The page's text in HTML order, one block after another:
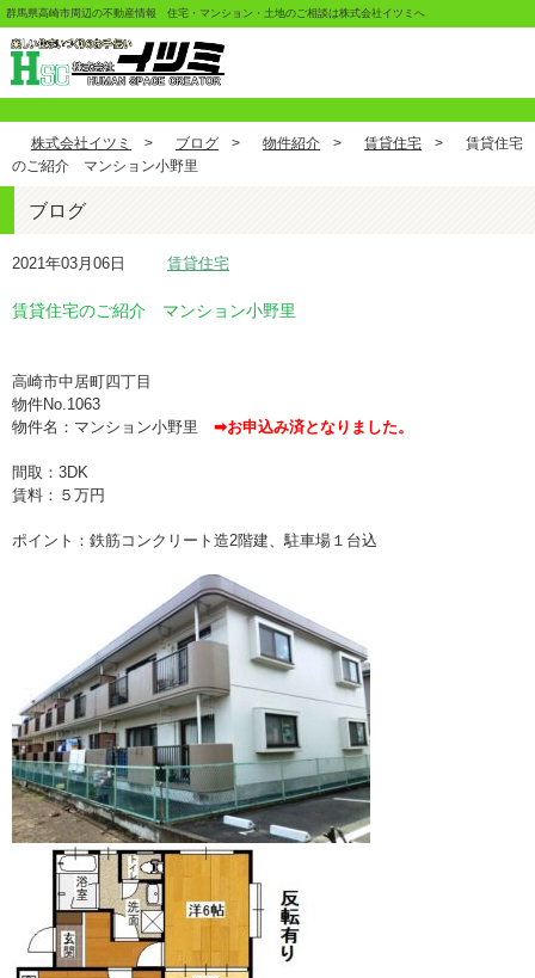
群馬県高崎市周辺の不動産情報 住宅・マンション・土地のご相談は株式会社イツミへ
株式会社イツミ > ブログ > 物件紹介 > 賃貸住宅 >
賃貸住宅
のご紹介 マンション小野里
ブログ
賃貸住宅のご紹介 マンション小野里
2021年03月06日 賃貸住宅
高崎市中居町四丁目
物件No.1063
物件名：マンション小野里 ➡お申込み済となりました。
間取：3DK
賃料：５万円
ポイント：鉄筋コンクリート造2階建、駐車場１台込